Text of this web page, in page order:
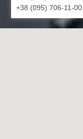
+38 (095) 706-11-00